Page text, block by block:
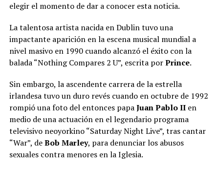
elegir el momento de dar a conocer esta noticia.
La talentosa artista nacida en Dublin tuvo una
impactante aparición en la escena musical mundial a
nivel masivo en 1990 cuando alcanzó el éxito con la
balada “Nothing Compares 2 U”, escrita porPrince.
Sin embargo, la ascendente carrera de la estrella
irlandesa tuvo un duro revés cuando en octubre de 1992
rompió una foto del entonces papaJuan Pablo IIen
medio de una actuación en el legendario programa
televisivo neoyorkino “Saturday Night Live”, tras cantar
“War”, deBob Marley, para denunciar los abusos
sexuales contra menores en la Iglesia.